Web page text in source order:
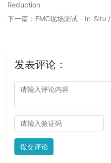
Reduction
下一篇： EMC现场测试 - In-Situ
发表评论：
提交评论